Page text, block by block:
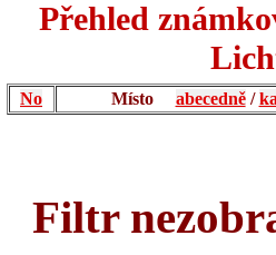
Přehled
No Místo abecedně/
Filtr